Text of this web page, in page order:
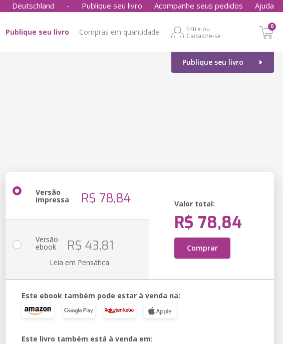
Deutschland - Publique seu livro Acompanhe seus pedidos Ajuda
Publique seu livro Compras em quantidade
Entre ou
Cadastre-se
0
Publique seu livro
Versão
impressa R$ 78,84 Valor total:
R$ 78,84
Comprar
Versão
ebook R$ 43,81
Leia em Pensática
Este ebook também pode estar à venda na:
Este livro também está à venda em: